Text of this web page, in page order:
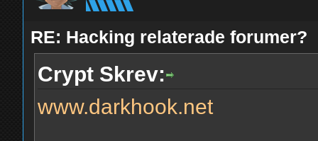
RE: Hacking relaterade forumer?
Crypt Skrev:
www.darkhook.net